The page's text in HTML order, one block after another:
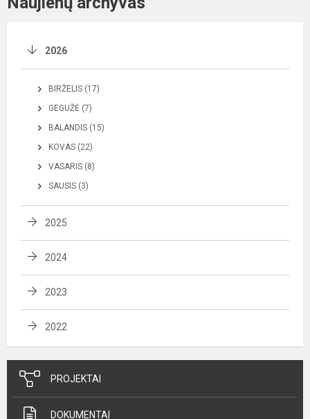
2026
BIRŽELIS (17)
GEGUŽĖ (7)
BALANDIS (15)
KOVAS (22)
VASARIS (8)
SAUSIS (3)
2025
2024
2023
2022
PROJEKTAI
DOKUMENTAI